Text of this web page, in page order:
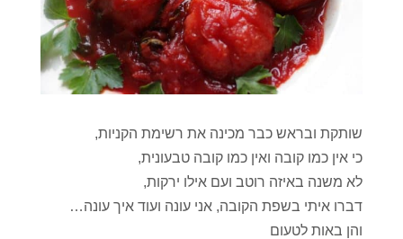
שותקת ובראש כבר מכינה את רשימת הקניות,
כי אין כמו קובה ואין כמו קובה טבעונית,
לא משנה באיזה רוטב ועם אילו ירקות,
דברו איתי בשפת הקובה, אני עונה ועוד איך עונה…
והן באות לטעום